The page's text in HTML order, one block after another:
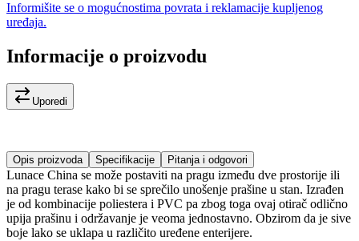
Informišite se o mogućnostima povrata i reklamacije kupljenog
uređaja.
Informacije o proizvodu
Uporedi
Opis proizvoda Specifikacije Pitanja i odgovori
Lunace China se može postaviti na pragu između dve prostorije ili
na pragu terase kako bi se sprečilo unošenje prašine u stan. Izrađen
je od kombinacije poliestera i PVC pa zbog toga ovaj otirač odlično
upija prašinu i održavanje je veoma jednostavno. Obzirom da je sive
boje lako se uklapa u različito uređene enterijere.